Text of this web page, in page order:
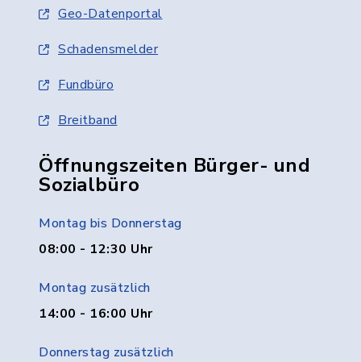
Geo-Datenportal
Schadensmelder
Fundbüro
Breitband
Öffnungszeiten Bürger- und
Sozialbüro
Montag bis Donnerstag
08:00 - 12:30 Uhr
Montag zusätzlich
14:00 - 16:00 Uhr
Donnerstag zusätzlich